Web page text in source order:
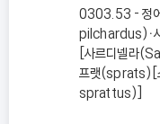
0303.53 - 정
pilchardus)ㆍ
[사르디넬라
프랫(sprats)[
sprattus)]